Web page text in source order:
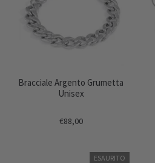
Bracciale Argento Grumetta
Unisex
€88,00
ESAURITO